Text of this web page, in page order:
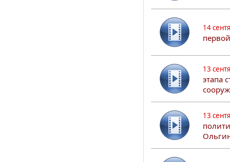
14
13
этапа
13